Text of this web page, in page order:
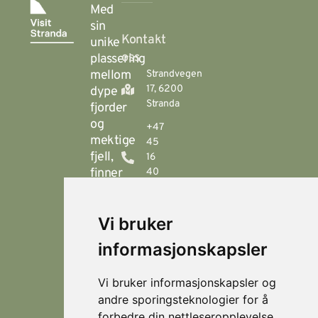
Vi bruker
informasjonskapsler
Vi bruker informasjonskapsler og
andre sporingsteknologier for å
Med
sin
unike
plassering
mellom
dype
fjorder
og
mektige
fjell,
finner
- en
helårsdestinasjon
som
på
flotte
Kontakt
oss
Strandvegen
17, 6200
Stranda
+47
45
16
40
Fjellsætra
Hornindal
© 2026
Visit
Personvern
Levert av
Horn Media